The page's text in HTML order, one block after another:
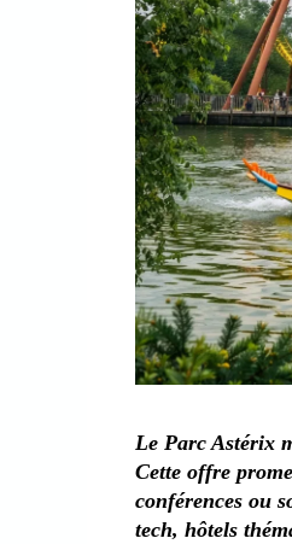
Le Parc Astérix
Cette offre
conférences ou
tech, hôtels